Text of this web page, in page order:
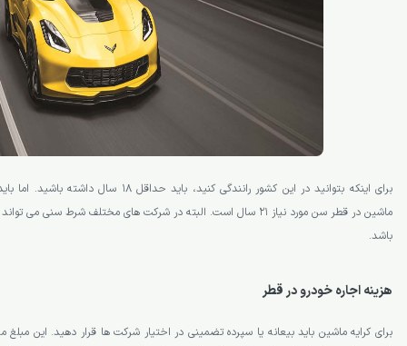
برای اینکه بتوانید در این کشور رانندگی کنید،
باشد.
هزینه اجاره خودرو در قطر